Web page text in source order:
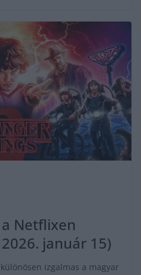
Netflixen
január 15)
izgalmas a magyar